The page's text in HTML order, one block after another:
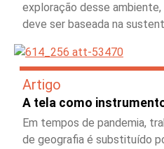
exploração desse
deve ser baseada na
Artigo
A tela como
Em tempos de pandemia,
de geografia é substituído